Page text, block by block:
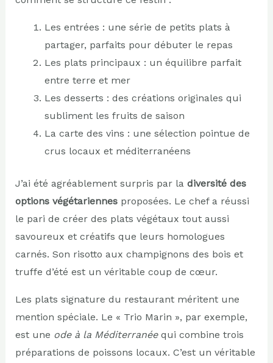
Les entrées : une série de petits plats à
partager, parfaits pour débuter le repas
Les plats principaux : un équilibre parfait
entre terre et mer
Les desserts : des créations originales qui
subliment les fruits de saison
La carte des vins : une sélection pointue de
crus locaux et méditerranéens
J’ai été agréablement surpris par la diversité des
options végétariennesproposées. Le chef a réussi
le pari de créer des plats végétaux tout aussi
savoureux et créatifs que leurs homologues
carnés. Son risotto aux champignons des bois et
truffe d’été est un véritable coup de cœur.
Les plats signature du restaurant méritent une
mention spéciale. Le « Trio Marin », par exemple,
est une ode à la Méditerranéequi combine trois
préparations de poissons locaux. C’est un véritable